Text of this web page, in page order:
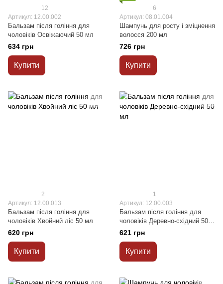
12
Артикул: 12.00.002
Бальзам після гоління для
чоловіків Освіжаючий 50 мл
634 грн
Купити
6
Артикул: 08.01.004
Шампунь для росту і зміцнення
волосся 200 мл
726 грн
Купити
2
Артикул: 12.00.013
Бальзам після гоління для
чоловіків Хвойний ліс 50 мл
620 грн
Купити
1
Артикул: 12.00.003
Бальзам після гоління для
чоловіків Деревно-східний 50
мл
621 грн
Купити